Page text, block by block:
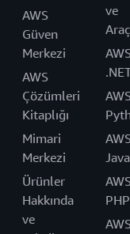
AWS
Güven
Merkezi
AWS
Çözümleri
Kitaplığı
Mimari
Merkezi
Ürünler
Hakkında
ve
ve
Java
PHP